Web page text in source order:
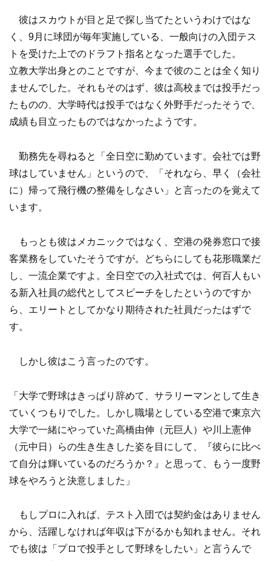
彼はスカウトが目と足で探し当てたというわけではな
く、9月に球団が毎年実施している、一般向けの入団テス
トを受けた上でのドラフト指名となった選手でした。
立教大学出身とのことですが、今まで彼のことは全く知り
ませんでした。それもそのはず、彼は高校までは投手だっ
たものの、大学時代は投手ではなく外野手だったそうで、
成績も目立ったものではなかったようです。
勤務先を尋ねると「全日空に勤めています。会社では野
球はしていません」というので、「それなら、早く（会社
に）帰って飛行機の整備をしなさい」と言ったのを覚えて
います。
もっとも彼はメカニックではなく、空港の発券窓口で接
客業務をしていたそうですが。どちらにしても花形職業だ
し、一流企業ですよ。全日空での入社式では、何百人もい
る新入社員の総代としてスピーチをしたというのですか
ら、エリートとしてかなり期待された社員だったはずで
す。
しかし彼はこう言ったのです。
「大学で野球はきっぱり辞めて、サラリーマンとして生き
ていくつもりでした。しかし職場としている空港で東京六
大学で一緒にやっていた高橋由伸（元巨人）や川上憲伸
（元中日）らの生き生きした姿を目にして、『彼らに比べ
て自分は輝いているのだろうか？』と思って、もう一度野
球をやろうと決意しました」
もしプロに入れば、テスト入団では契約金はありません
から、活躍しなければ年収は下がるかも知れません。それ
でも彼は「プロで投手として野球をしたい」と言うんで